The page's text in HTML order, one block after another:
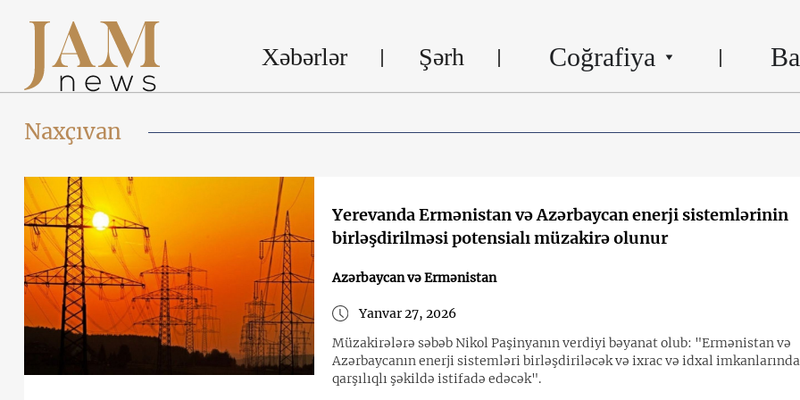
Xəbərlər Şərh Coğrafiya
Naxçıvan
Yerevanda Ermənistan və Azərbaycan enerji sistemlərinin
birləşdirilməsi potensialı müzakirə olunur
Azərbaycan və Ermənistan
Yanvar 27, 2026
Müzakirələrə səbəb Nikol Paşinyanın verdiyi bəyanat olub: "Ermənistan və
Azərbaycanın enerji sistemləri birləşdiriləcək və ixrac və idxal
qarşılıqlı şəkildə istifadə edəcək".